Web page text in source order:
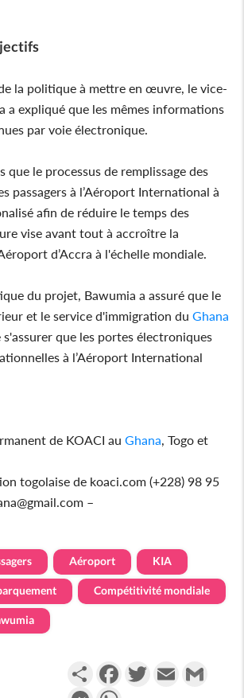
la politique à mettre en œuvre, le vice-
a expliqué que les mêmes informations
par voie électronique.
que le processus de remplissage des
passagers à l’Aéroport International à
afin de réduire le temps des
vise avant tout à accroître la
d’Accra à l'échelle mondiale.
du projet, Bawumia a assuré que le
et le service d'immigration duGhana
que les portes électroniques
à l’Aéroport International
de KOACI auGhana , Togo et
togolaise de koaci.com (+228) 98 95
–
Aéroport KIA
Compétitivité mondiale
PartagerFacebookTwitterEmail
Messenger